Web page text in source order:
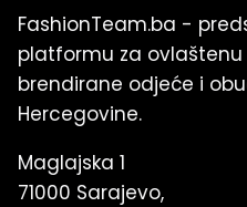
FashionTeam.ba -
platformu za
brendirane odjeće i
Hercegovine.
Maglajska 1
71000 Sarajevo,